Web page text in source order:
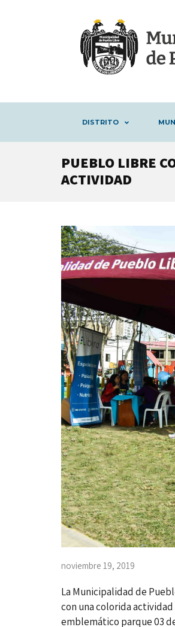
DISTRITO
PUEBLO LIBRE
ACTIVIDAD
noviembre 19, 2019
La Municipalidad de
con una colorida
emblemático parque 03